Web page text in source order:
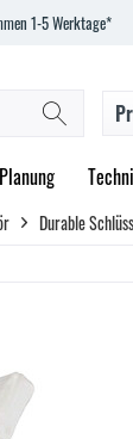
1-5 Werktage*
Durable